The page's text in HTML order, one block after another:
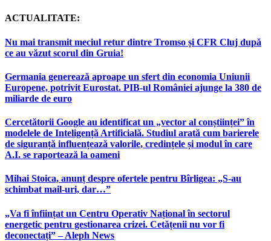
ACTUALITATE:
Nu mai transmit meciul retur dintre Tromso și CFR Cluj după
ce au văzut scorul din Gruia!
Germania generează aproape un sfert din economia Uniunii
Europene, potrivit Eurostat. PIB-ul României ajunge la 380 de
miliarde de euro
Cercetătorii Google au identificat un „vector al conștiinței” în
modelele de Inteligență Artificială. Studiul arată cum barierele
de siguranță influențează valorile, credințele și modul în care
A.I. se raportează la oameni
Mihai Stoica, anunț despre ofertele pentru Bîrligea: „S-au
schimbat mail-uri, dar…”
„Va fi înființat un Centru Operativ Național în sectorul
energetic pentru gestionarea crizei. Cetățenii nu vor fi
deconectați” – Aleph News